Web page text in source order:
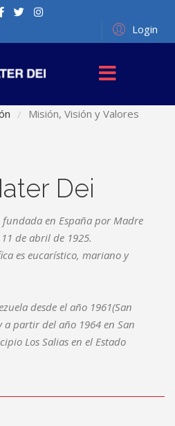
Login
/ Misión, Visión y Valores
Dei
en España por Madre
de abril de 1925.
es eucarístico, mariano y
desde el año 1961(San
a partir del año 1964 en San
Los Salias en el Estado